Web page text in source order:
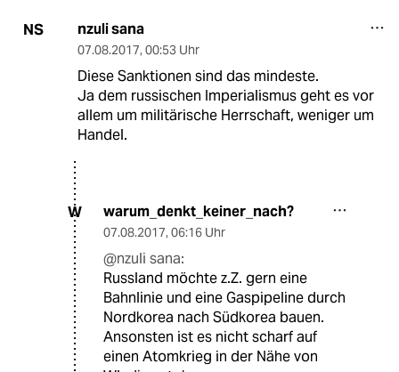
NS nzuli sana
07.08.2017, 00:53 Uhr
Diese Sanktionen sind das mindeste.
Ja dem russischen Imperialismus geht es vor
allem um militärische Herrschaft, weniger um
Handel.
W warum_denkt_keiner_nach?
07.08.2017, 06:16 Uhr
@nzuli sana:
Russland möchte z.Z. gern eine
Bahnlinie und eine Gaspipeline durch
Nordkorea nach Südkorea bauen.
Ansonsten ist es nicht scharf auf
einen Atomkrieg in der Nähe von